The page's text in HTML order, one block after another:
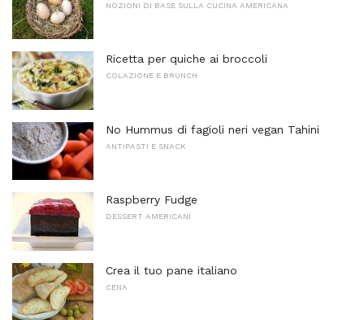
NOZIONI DI BASE SULLA CUCINA AMERICANA
Ricetta per quiche ai broccoli
COLAZIONE E BRUNCH
No Hummus di fagioli neri vegan Tahini
ANTIPASTI E SNACK
Raspberry Fudge
DESSERT AMERICANI
Crea il tuo pane italiano
CENA